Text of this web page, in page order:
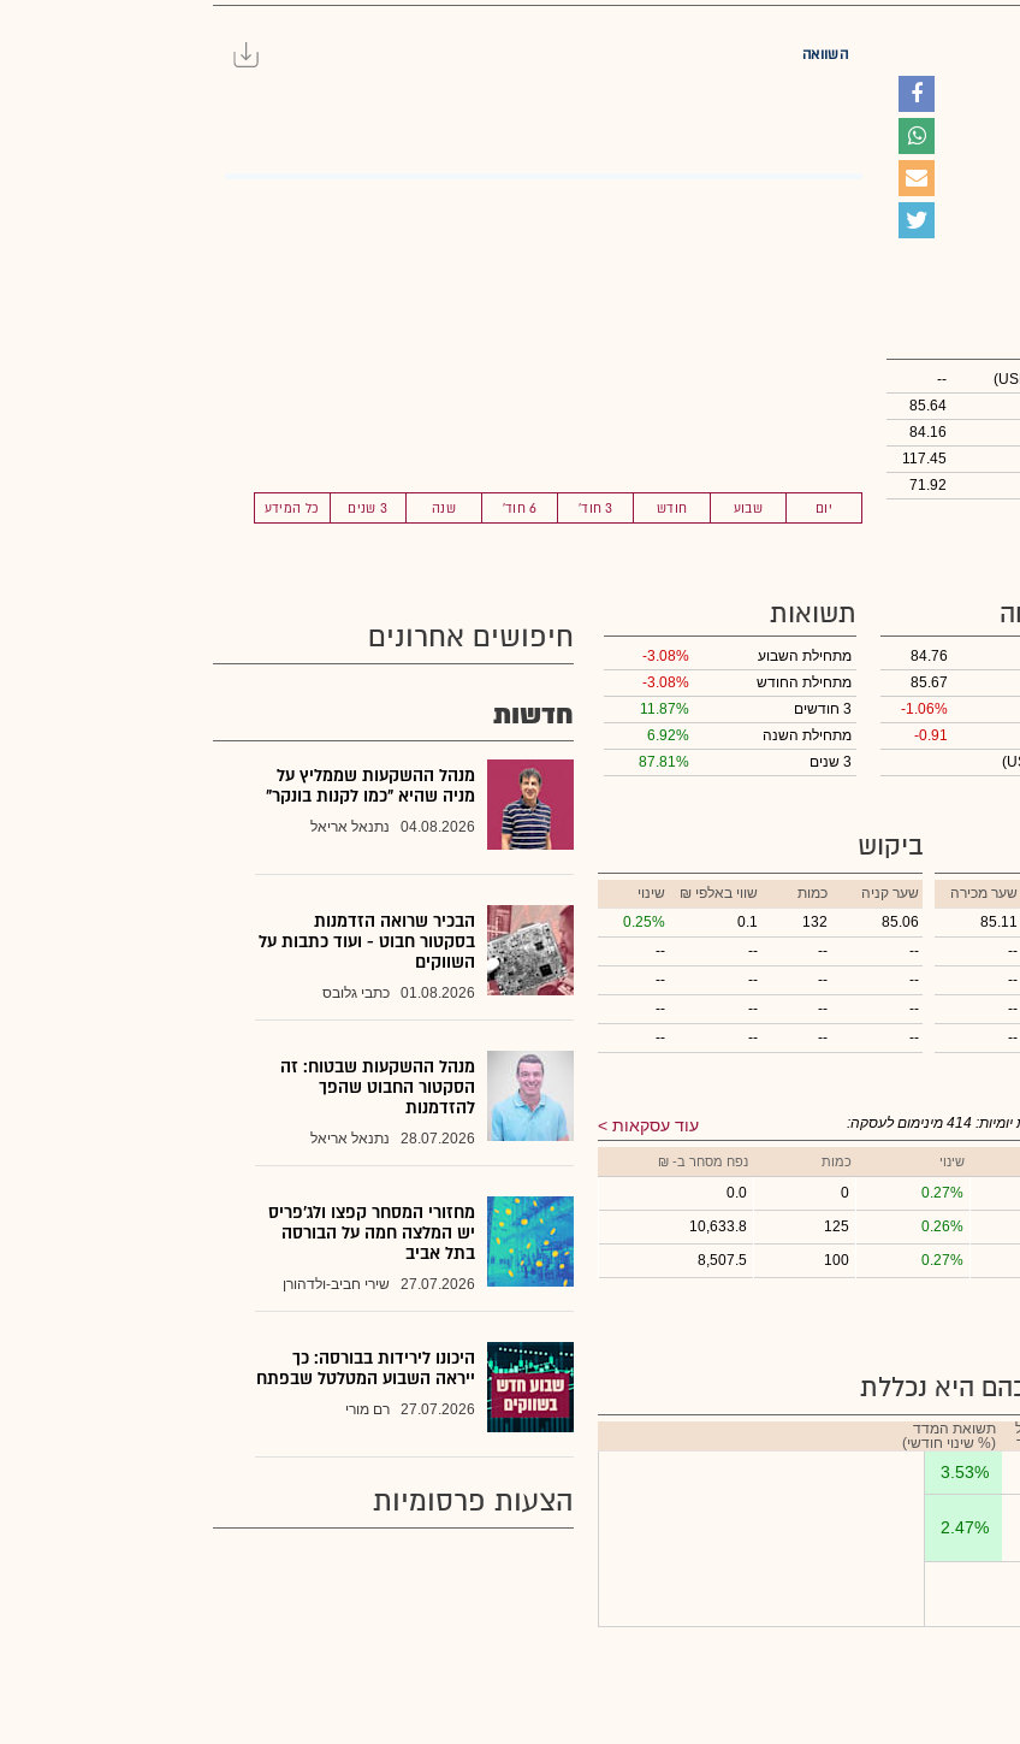
השוואה
יום שבוע חודש 3 חוד' 6 חוד' שנה 3 שנים כל המידע
--
85.64
84.16
117.45
71.92
84.76
85.67
-1.06%
-0.91
תשואות
מתחילת השבוע
-3.08%
מתחילת החודש
-3.08%
3 חודשים
11.87%
מתחילת השנה
6.92%
3 שנים
87.81%
שער מכירה
85.11
--
--
--
--
ביקוש
שער קניה כמות ₪ שווי באלפי
שינוי
85.06
132
0.1
0.25%
--
--
--
--
--
--
--
--
--
--
--
--
--
--
--
--
עוד עסקאות 414 מינימום לעסקה:
שינוי כמות נפח מסחר ב- ₪
0.27%
0
0.0
0.26%
125
10,633.8
0.27%
100
8,507.5
היא נכללת
תשואת המדד
(% שינוי חודשי)
3.53%
2.47%
חיפושים אחרונים
חדשות
מנהל ההשקעות שממליץ על
מניה שהיא "כמו לקנות בונקר"
04.08.2026 נתנאל אריאל
הבכיר שרואה הזדמנות
בסקטור חבוט - ועוד כתבות על
השווקים
01.08.2026 כתבי גלובס
מנהל ההשקעות שבטוח: זה
הסקטור החבוט שהפך
להזדמנות
28.07.2026 נתנאל אריאל
מחזורי המסחר קפצו ולג'פריס
יש המלצה חמה על הבורסה
בתל אביב
27.07.2026 שירי חביב-ולדהורן
היכונו לירידות בבורסה: כך
ייראה השבוע המטלטל שבפתח
27.07.2026 רם מורי
הצעות פרסומיות